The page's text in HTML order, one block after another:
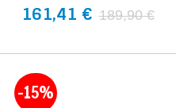
161,41 € 189,90 €
-15%